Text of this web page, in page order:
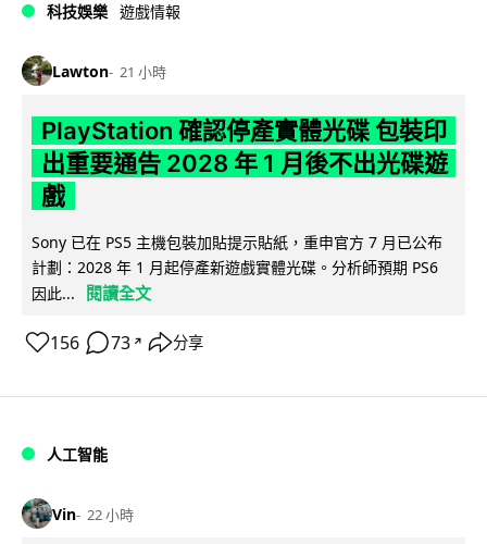
科技娛樂 遊戲情報
Lawton 21 小時
PlayStation 確認停產實體光碟 包裝印
出重要通告 2028 年 1 月後不出光碟遊
戲
Sony 已在 PS5 主機包裝加貼提示貼紙，重申官方 7 月已公布
計劃：2028 年 1 月起停產新遊戲實體光碟。分析師預期 PS6
因此...
閱讀全文
156 73 ↗ 分享
人工智能
Vin 22 小時